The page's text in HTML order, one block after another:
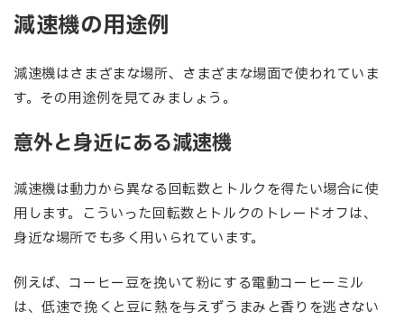
減速機の用途例
減速機はさまざまな場所、さまざまな場面で使われていま
す。その用途例を見てみましょう。
意外と身近にある減速機
減速機は動力から異なる回転数とトルクを得たい場合に使
用します。こういった回転数とトルクのトレードオフは、
身近な場所でも多く用いられています。
例えば、コーヒー豆を挽いて粉にする電動コーヒーミル
は、低速で挽くと豆に熱を与えずうまみと香りを逃さない